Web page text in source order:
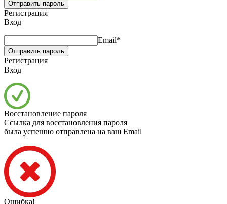
Регистрация
Вход
Email*
Регистрация
Вход
Восстановление пароля
Ссылка для восстановления пароля
была успешно отправлена на ваш Email
Ошибка!